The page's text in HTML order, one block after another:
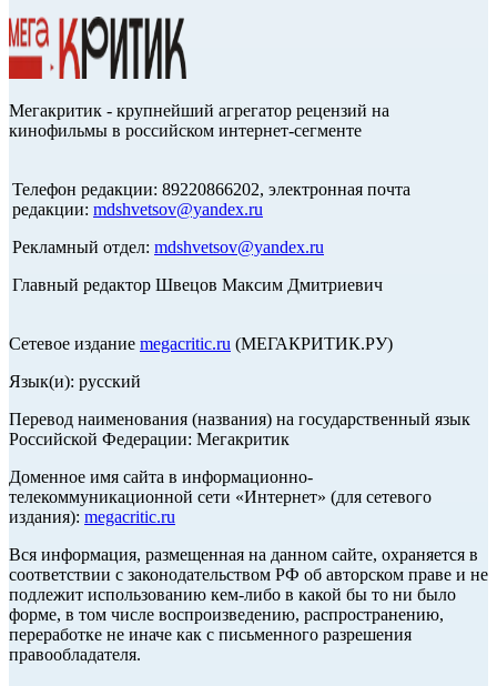
Мегакритик - крупнейший агрегатор рецензий на
кинофильмы в российском интернет-сегменте
Телефон редакции: 89220866202, электронная почта
редакции: mdshvetsov@yandex.ru
Рекламный отдел: mdshvetsov@yandex.ru
Главный редактор Швецов Максим Дмитриевич
Сетевое издание megacritic.ru (МЕГАКРИТИК.РУ)
Язык(и): русский
Перевод наименования (названия) на государственный язык
Российской Федерации: Мегакритик
Доменное имя сайта в информационно-
телекоммуникационной сети «Интернет» (для сетевого
издания): megacritic.ru
Вся информация, размещенная на данном сайте, охраняется в
соответствии с законодательством РФ об авторском праве и не
подлежит использованию кем-либо в какой бы то ни было
форме, в том числе воспроизведению, распространению,
переработке не иначе как с письменного разрешения
правообладателя.